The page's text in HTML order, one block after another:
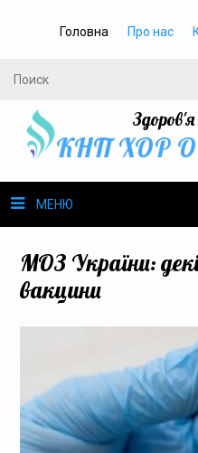
Головна Про нас
КНП ХОР
МЕНЮ
Громадське здоров’я
Громадянам
Медпрацівникам
МОЗ України:
вакцини